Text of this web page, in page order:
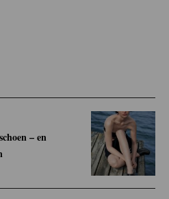
– en